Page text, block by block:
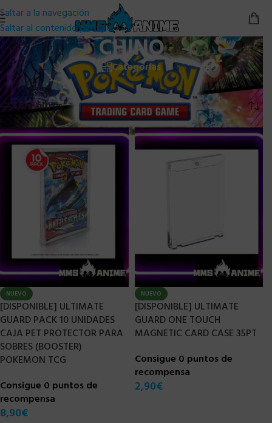
Saltar a la navegación
Saltar al contenido principal
CHINO
Categorías
Inicio/POKEMON TCG/CHINO Mostrando los 8 resultados
Abrir filtros
NUEVO
[DISPONIBLE] ULTIMATE
GUARD PACK 10 UNIDADES
CAJA PET PROTECTOR PARA
SOBRES (BOOSTER)
POKEMON TCG
Consigue 0 puntos de
recompensa
8,90€
NUEVO
[DISPONIBLE] ULTIMATE
GUARD ONE TOUCH
MAGNETIC CARD CASE 35PT
Consigue 0 puntos de
recompensa
2,90€